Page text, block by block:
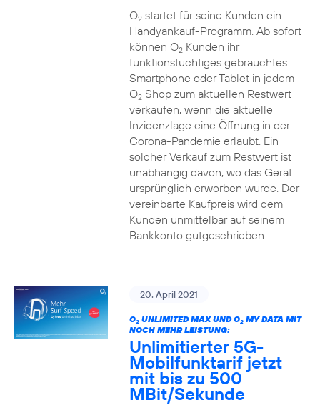
O2startet für seine Kunden ein
Handyankauf-Programm. Ab sofort
können O2Kunden ihr
funktionstüchtiges gebrauchtes
Smartphone oder Tablet in jedem
O2Shop zum aktuellen Restwert
verkaufen, wenn die aktuelle
Inzidenzlage eine Öffnung in der
Corona-Pandemie erlaubt. Ein
solcher Verkauf zum Restwert ist
unabhängig davon, wo das Gerät
ursprünglich erworben wurde. Der
vereinbarte Kaufpreis wird dem
Kunden unmittelbar auf seinem
Bankkonto gutgeschrieben.
20. April 2021
O2UNLIMITED MAX UND O2MY DATA MIT
NOCH MEHR LEISTUNG:
Unlimitierter 5G-
Mobilfunktarif jetzt
mit bis zu 500
MBit/Sekunde